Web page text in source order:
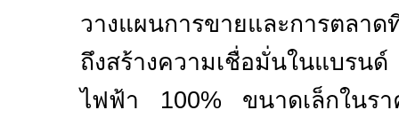
วางแผนการขายและการตลา
ถึงสร้างความเชื่อมั่นในแบรน
ไฟฟ้า 100% ขนาดเล็กในร